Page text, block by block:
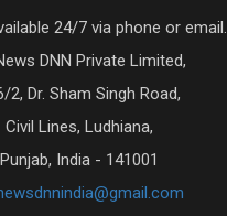
24/7 via phone or email.
DNN Private Limited,
2, Dr. Sham Singh Road,
Civil Lines, Ludhiana,
Punjab, India - 141001